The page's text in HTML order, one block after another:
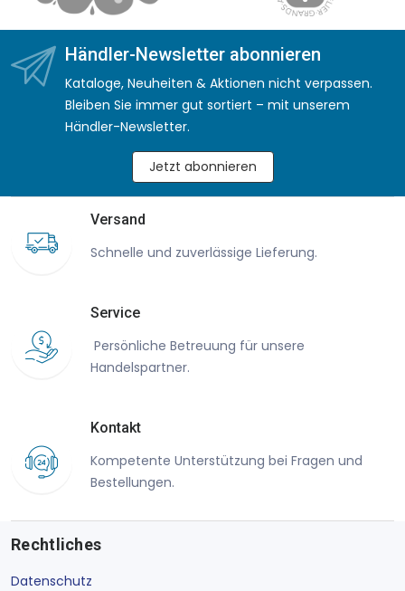
Händler-Newsletter abonnieren
Kataloge, Neuheiten & Aktionen nicht verpassen.
Bleiben Sie immer gut sortiert – mit unserem
Händler-Newsletter.
Jetzt abonnieren
Versand
Schnelle und zuverlässige Lieferung.
Service
Persönliche Betreuung für unsere
Handelspartner.
Kontakt
Kompetente Unterstützung bei Fragen und
Bestellungen.
Rechtliches
Datenschutz